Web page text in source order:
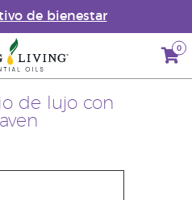
de bienestar
0
de lujo con